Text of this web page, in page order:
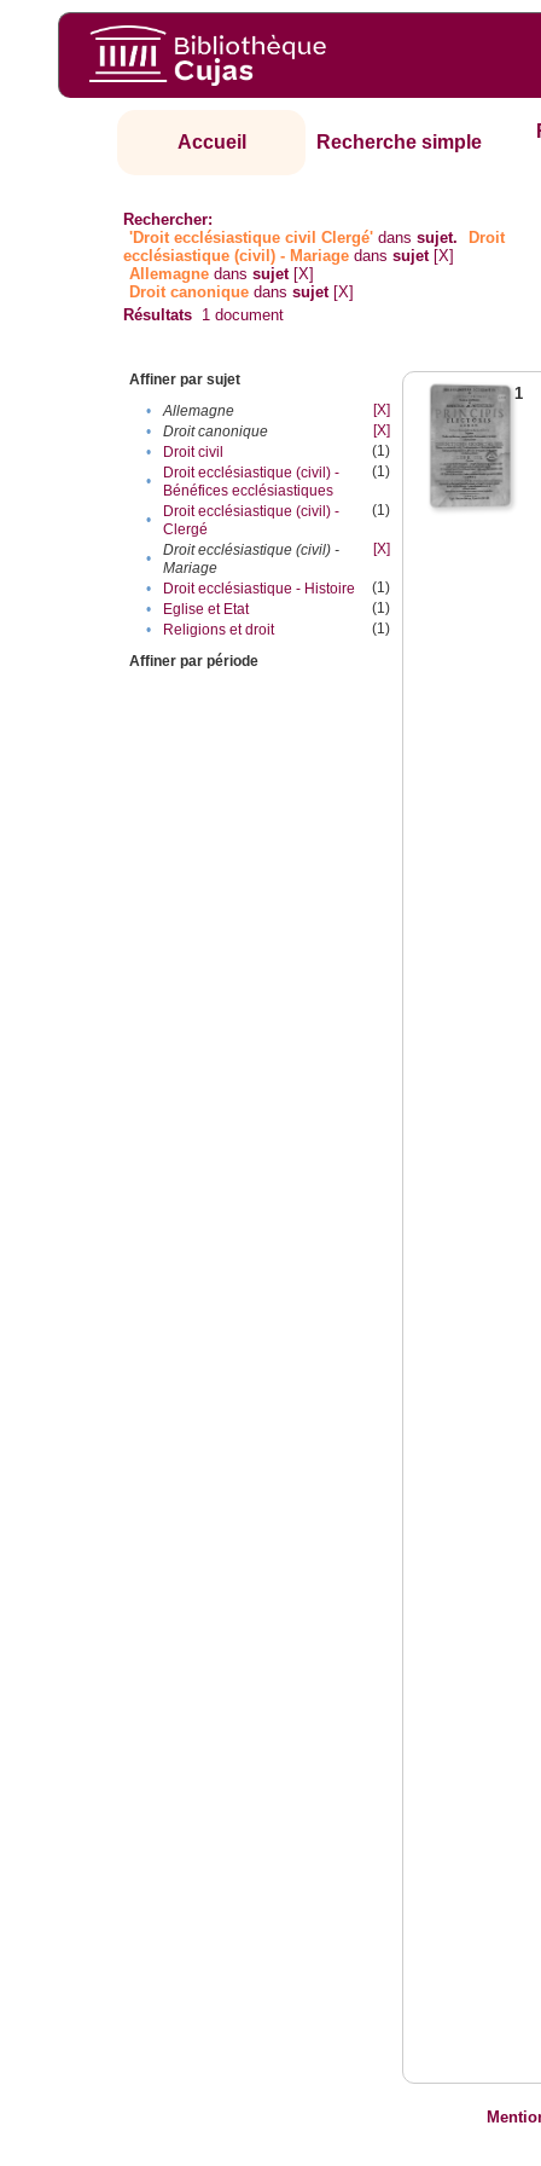
Accueil Recherche simple
Rechercher:
'Droit ecclésiastique civil Clergé' danssujet.
Droit
ecclésiastique (civil) - Mariage danssujet [X]
Allemagne danssujet [X]
Droit canonique danssujet [X]
Résultats 1 document
Affiner par sujet
•
Allemagne
[X]
•
Droit canonique
[X]
•
Droit civil
(1)
•
Droit ecclésiastique (civil) -
Bénéfices ecclésiastiques
(1)
•
Droit ecclésiastique (civil) -
Clergé
(1)
•
Droit ecclésiastique (civil) -
Mariage
[X]
• Droit ecclésiastique - Histoire
(1)
•
Eglise et Etat
(1)
•
Religions et droit
(1)
Affiner par période
1